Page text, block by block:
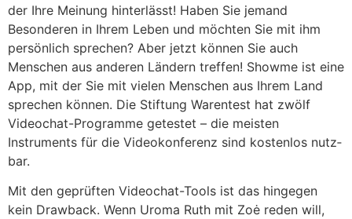
der Ihre Meinung hinterlässt! Haben Sie jemand
Besonderen in Ihrem Leben und möchten Sie mit ihm
persönlich sprechen? Aber jetzt können Sie auch
Menschen aus anderen Ländern treffen! Showme ist eine
App, mit der Sie mit vielen Menschen aus Ihrem Land
sprechen können. Die Stiftung Warentest hat zwölf
Video­chat-Programme getestet – die meisten
Instruments für die Video­konferenz sind kostenlos nutz­
bar.
Mit den geprüften Video­chat-Tools ist das hingegen
kein Drawback. Wenn Uroma Ruth mit Zoė reden will,